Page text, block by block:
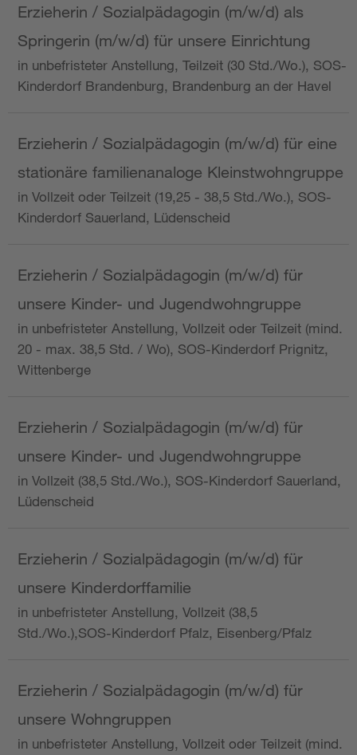
Erzieherin / Sozialpädagogin (m/w/d) als
Springerin (m/w/d) für unsere Einrichtung
in unbefristeter Anstellung, Teilzeit (30 Std./Wo.), SOS-
Kinderdorf Brandenburg, Brandenburg an der Havel
Erzieherin / Sozialpädagogin (m/w/d) für eine
stationäre familienanaloge Kleinstwohngruppe
in Vollzeit oder Teilzeit (19,25 - 38,5 Std./Wo.), SOS-
Kinderdorf Sauerland, Lüdenscheid
Erzieherin / Sozialpädagogin (m/w/d) für
unsere Kinder- und Jugendwohngruppe
in unbefristeter Anstellung, Vollzeit oder Teilzeit (mind.
20 - max. 38,5 Std. / Wo), SOS-Kinderdorf Prignitz,
Wittenberge
Erzieherin / Sozialpädagogin (m/w/d) für
unsere Kinder- und Jugendwohngruppe
in Vollzeit (38,5 Std./Wo.), SOS-Kinderdorf Sauerland,
Lüdenscheid
Erzieherin / Sozialpädagogin (m/w/d) für
unsere Kinderdorffamilie
in unbefristeter Anstellung, Vollzeit (38,5
Std./Wo.),SOS-Kinderdorf Pfalz, Eisenberg/Pfalz
Erzieherin / Sozialpädagogin (m/w/d) für
unsere Wohngruppen
in unbefristeter Anstellung, Vollzeit oder Teilzeit (mind.